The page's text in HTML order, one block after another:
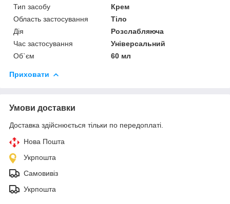
Тип засобу
Крем
Область застосування
Тіло
Дія
Розслабляюча
Час застосування
Універсальний
Об`єм
60 мл
Приховати
Умови доставки
Доставка здійснюється тільки по передоплаті.
Нова Пошта
Укрпошта
Самовивіз
Укрпошта